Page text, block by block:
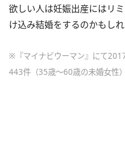
欲しい人は妊娠出産にはリ
け込み結婚をするのかもしれ
※『マイナビウーマン』にて
443件（35歳～60歳の未婚女性）